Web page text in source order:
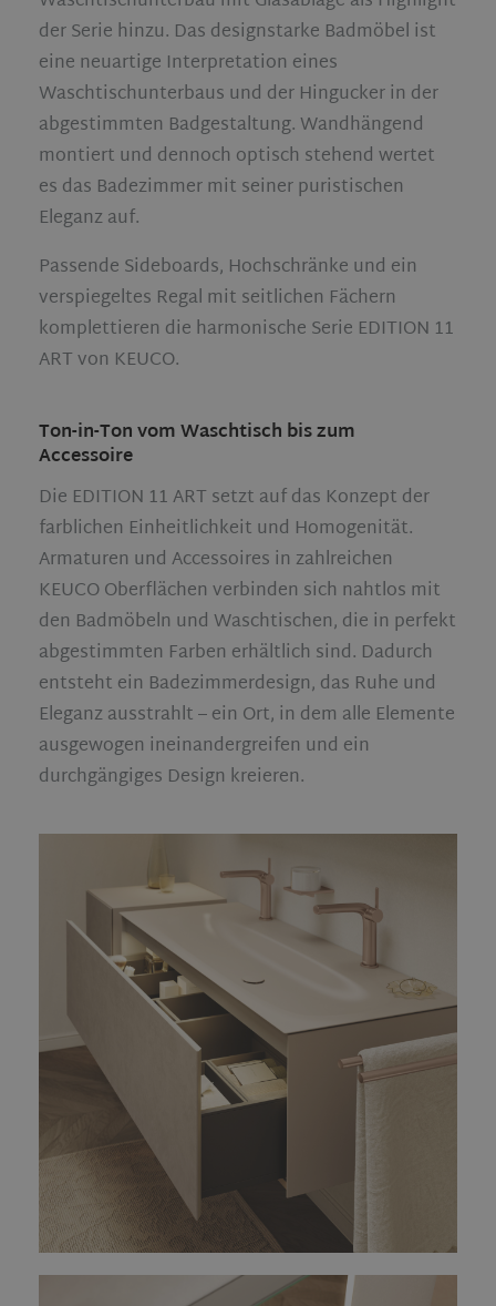
der Serie hinzu. Das designstarke Badmöbel ist
eine neuartige Interpretation eines
Waschtischunterbaus und der Hingucker in der
abgestimmten Badgestaltung. Wandhängend
montiert und dennoch optisch stehend wertet
es das Badezimmer mit seiner puristischen
Eleganz auf.
Passende Sideboards, Hochschränke und ein
verspiegeltes Regal mit seitlichen Fächern
komplettieren die harmonische Serie EDITION 11
ART von KEUCO.
Ton-in-Ton vom Waschtisch bis zum
Accessoire
Die EDITION 11 ART setzt auf das Konzept der
farblichen Einheitlichkeit und Homogenität.
Armaturen und Accessoires in zahlreichen
KEUCO Oberflächen verbinden sich nahtlos mit
den Badmöbeln und Waschtischen, die in perfekt
abgestimmten Farben erhältlich sind. Dadurch
entsteht ein Badezimmerdesign, das Ruhe und
Eleganz ausstrahlt – ein Ort, in dem alle Elemente
ausgewogen ineinandergreifen und ein
durchgängiges Design kreieren.